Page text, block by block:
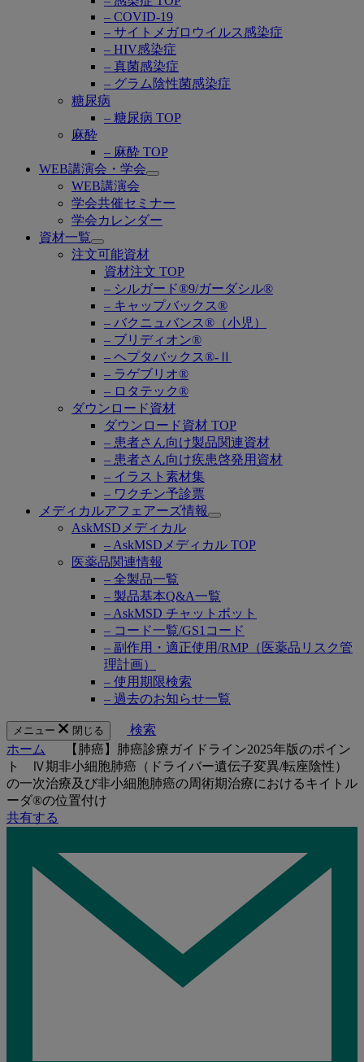
– COVID-19
– サイトメガロウイルス感染症
– HIV感染症
– 真菌感染症
– グラム陰性菌感染症
糖尿病
– 糖尿病 TOP
麻酔
– 麻酔 TOP
WEB講演会・学会
Open
WEB講演会
学会共催セミナー
学会カレンダー
資材一覧
Open
submenu
注文可能資材
資材注文 TOP
– シルガード®9/ガーダシル®
– キャップバックス®
– バクニュバンス®（小児）
– ブリディオン®
– ヘプタバックス®-Ⅱ
– ラゲブリオ®
– ロタテック®
ダウンロード資材
ダウンロード資材 TOP
– 患者さん向け製品関連資材
– 患者さん向け疾患啓発用資材
– イラスト素材集
– ワクチン予診票
メディカルアフェアーズ情報
Open
AskMSDメディカル
– AskMSDメディカル TOP
医薬品関連情報
– 全製品一覧
– 製品基本Q&A一覧
– AskMSD チャットボット
– コード一覧/GS1コード
– 副作用・適正使用/RMP（医薬品リスク管
理計画）
– 使用期限検索
– 過去のお知らせ一覧
メニュー 閉じる
検索
ホーム
【肺癌】肺癌診療ガイドライン2025年版のポイン
ト Ⅳ期非小細胞肺癌（ドライバー遺伝子変異/転座陰性）
の一次治療及び非小細胞肺癌の周術期治療におけるキイトル
ーダ®の位置付け
共有する